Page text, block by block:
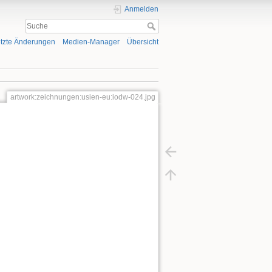
Anmelden
Änderungen Medien-Manager Übersicht
artwork:zeichnungen:usien-eu:iodw-024.jpg